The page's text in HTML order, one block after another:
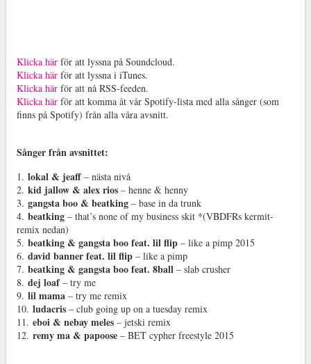
Klicka härför att lyssna på Soundcloud.
Klicka härför att lyssna i iTunes.
Klicka härför att nå RSS-feeden.
Klicka härför att komma åt vår Spotify-lista med alla sånger (som
finns på Spotify) från alla våra avsnitt.
Sånger från avsnittet:
1. lokal & jeaff– nästa nivå
2. kid jallow & alex rios– henne & henny
3. gangsta boo & beatking– base in da trunk
4. beatking – that’s none of my business skit *(VBDFRs kermit-
remix nedan)
5. beatking & gangsta boo feat. lil flip– like a pimp 2015
6. david banner feat. lil flip– like a pimp
7. beatking & gangsta boo feat. 8ball – slab crusher
8. dej loaf– try me
9. lil mama – try me remix
10. ludacris– club going up on a tuesday remix
11. eboi & nebay meles– jetski remix
12. remy ma & papoose – BET cypher freestyle 2015